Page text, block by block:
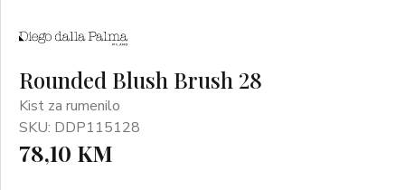
Rounded Blush Brush 28
Kist za rumenilo
SKU: DDP115128
78,10 KM